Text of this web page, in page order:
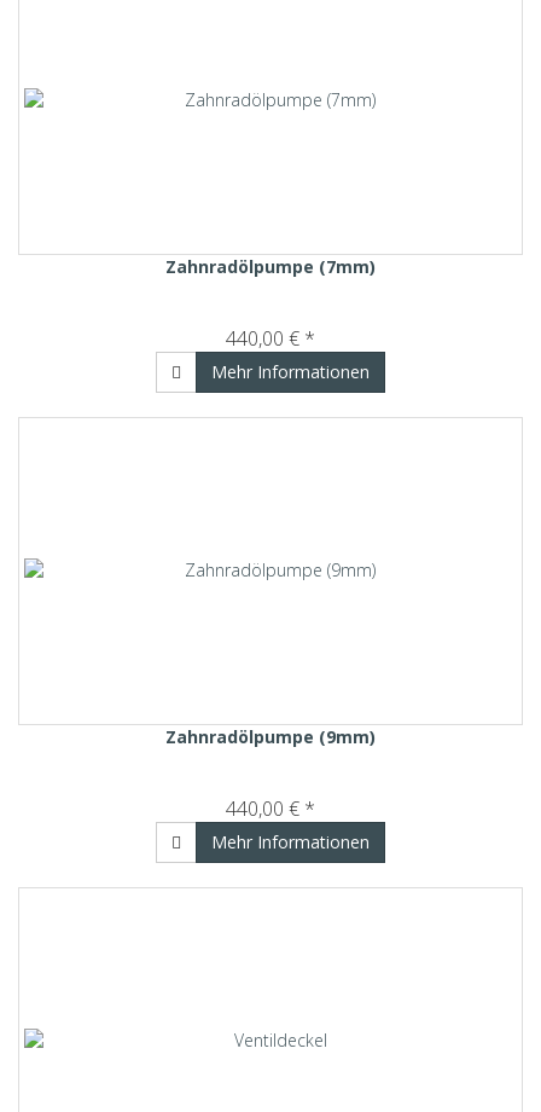
Zahnradölpumpe (7mm)
440,00 € *
Mehr Informationen
Zahnradölpumpe (9mm)
440,00 € *
Mehr Informationen